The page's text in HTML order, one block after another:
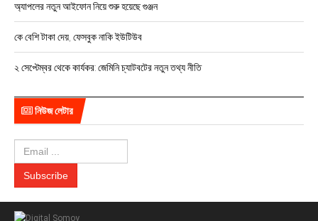
অ্যাপলের নতুন আইফোন নিয়ে শুরু হয়েছে গুঞ্জন
কে বেশি টাকা দেয়, ফেসবুক নাকি ইউটিউব
২ সেপ্টেম্বর থেকে কার্যকর: জেমিনি চ্যাটবটের নতুন তথ্য নীতি
নিউজ লেটার